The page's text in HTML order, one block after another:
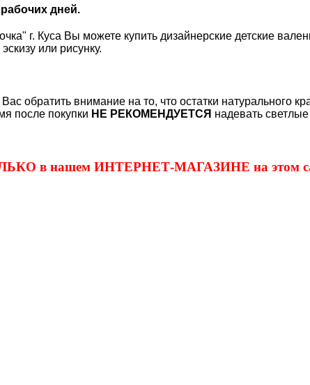
дней.
г. Куса Вы можете купить дизайнерские детские
или рисунку.
обратить внимание на то, что остатки натурального
после покупки НЕ РЕКОМЕНДУЕТСЯ надевать
в нашем ИНТЕРНЕТ-МАГАЗИНЕ на этом